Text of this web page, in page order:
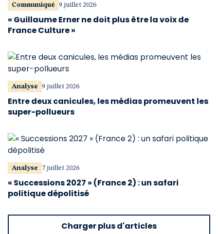
Communiqué 9 juillet 2026
« Guillaume Erner ne doit plus être la voix de
France Culture »
Analyse 9 juillet 2026
Entre deux canicules, les médias promeuvent les
super-pollueurs
Analyse 7 juillet 2026
« Successions 2027 » (France 2) : un safari
politique dépolitisé
Charger plus d'articles